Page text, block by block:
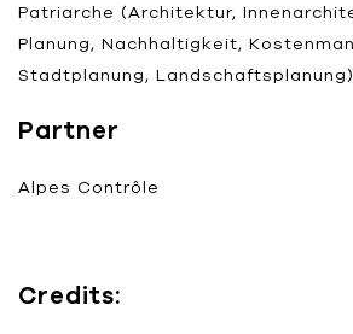
Patriarche (Architektur,
Planung, Nachhaltigkeit,
Stadtplanung, Landschaftsplanung)
Partner
Alpes Contrôle
Credits: